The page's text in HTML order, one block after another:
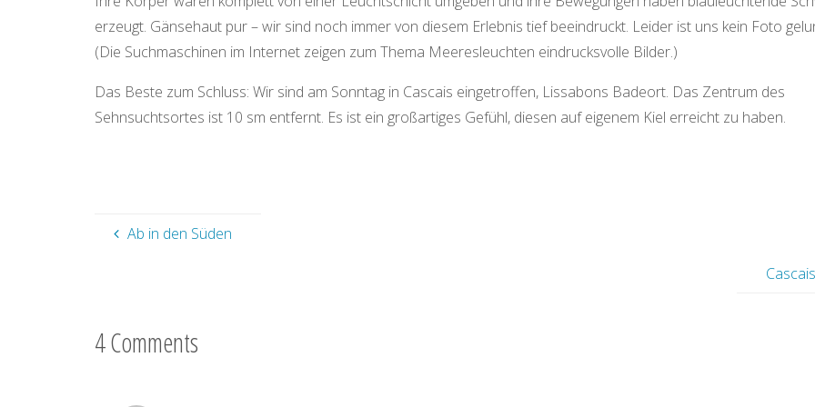
erzeugt. Gänsehaut pur – wir sind noch immer von diesem Erlebnis tief beeindruckt. Leider ist uns kein Foto
(Die Suchmaschinen im Internet zeigen zum Thema Meeresleuchten eindrucksvolle Bilder.)
Das Beste zum Schluss: Wir sind am Sonntag in Cascais eingetroffen, Lissabons Badeort. Das Zentrum des
Sehnsuchtsortes ist 10 sm entfernt. Es ist ein großartiges Gefühl, diesen auf eigenem Kiel erreicht zu haben.
Ab in den Süden
Cascais
4 Comments